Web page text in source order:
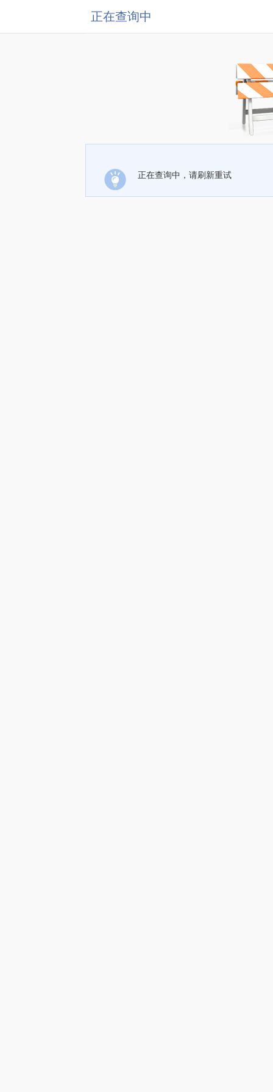
正在查询中
正在查询中，请刷新重试